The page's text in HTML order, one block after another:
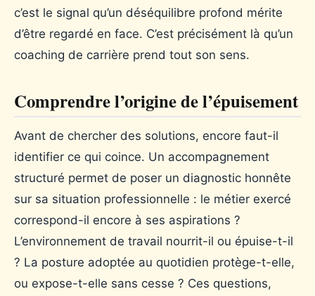
c’est le signal qu’un déséquilibre profond mérite
d’être regardé en face. C’est précisément là qu’un
coaching de carrière prend tout son sens.
Comprendre l’origine de l’épuisement
Avant de chercher des solutions, encore faut-il
identifier ce qui coince. Un accompagnement
structuré permet de poser un diagnostic honnête
sur sa situation professionnelle : le métier exercé
correspond-il encore à ses aspirations ?
L’environnement de travail nourrit-il ou épuise-t-il
? La posture adoptée au quotidien protège-t-elle,
ou expose-t-elle sans cesse ? Ces questions,